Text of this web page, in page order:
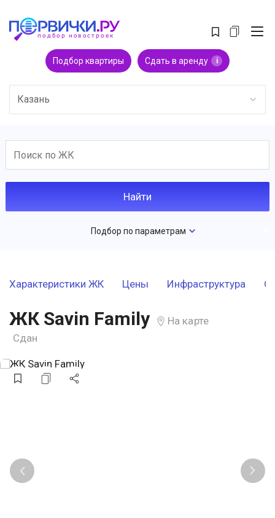
Подбор квартиры Сдать в аренду i
Казань
Подбор по параметрам
Характеристики ЖК Цены Инфраструктура
ЖК Savin Family
На карте
Сдан